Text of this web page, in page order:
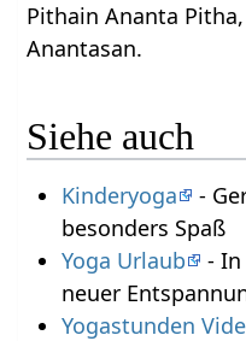
Pithain Ananta
Anantasan.
Siehe auch
Kinderyoga
-
besonders Spaß
Yoga Urlaub
- In
neuer
Yogastunden